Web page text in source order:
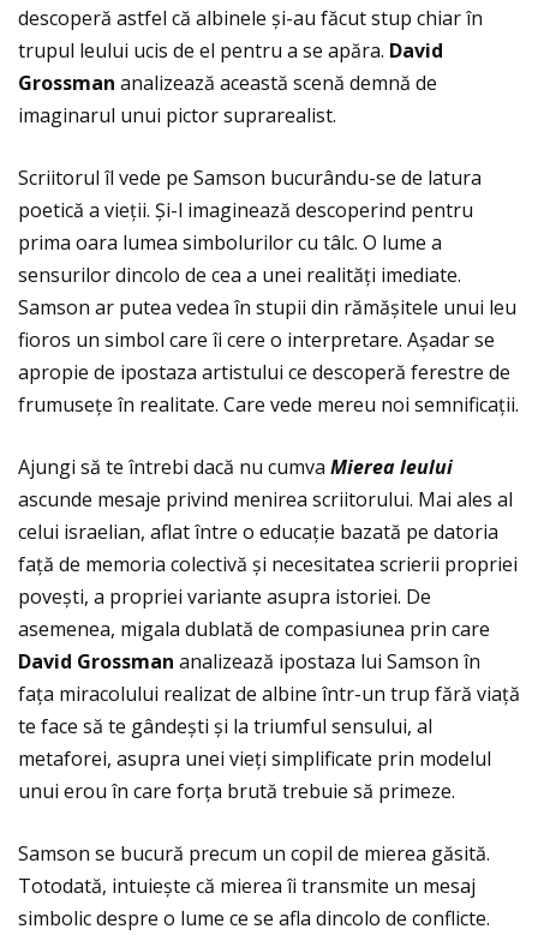
descoperă astfel că albinele și-au făcut stup chiar în
trupul leului ucis de el pentru a se apăra. David
Grossman analizează această scenă demnă de
imaginarul unui pictor suprarealist.
Scriitorul îl vede pe Samson bucurându-se de latura
poetică a vieţii. Şi-l imaginează descoperind pentru
prima oara lumea simbolurilor cu tâlc. O lume a
sensurilor dincolo de cea a unei realităţi imediate.
Samson ar putea vedea în stupii din rămășitele unui leu
fioros un simbol care îi cere o interpretare. Așadar se
apropie de ipostaza artistului ce descoperă ferestre de
frumuseţe în realitate. Care vede mereu noi semnificaţii.
Ajungi să te întrebi dacă nu cumva Mierea leului
ascunde mesaje privind menirea scriitorului. Mai ales al
celui israelian, aflat între o educaţie bazată pe datoria
faţă de memoria colectivă și necesitatea scrierii propriei
povești, a propriei variante asupra istoriei. De
asemenea, migala dublată de compasiunea prin care
David Grossman analizează ipostaza lui Samson în
faţa miracolului realizat de albine într-un trup fără viaţă
te face să te gândești și la triumful sensului, al
metaforei, asupra unei vieţi simplificate prin modelul
unui erou în care forţa brută trebuie să primeze.
Samson se bucură precum un copil de mierea găsită.
Totodată, intuiește că mierea îi transmite un mesaj
simbolic despre o lume ce se afla dincolo de conflicte.